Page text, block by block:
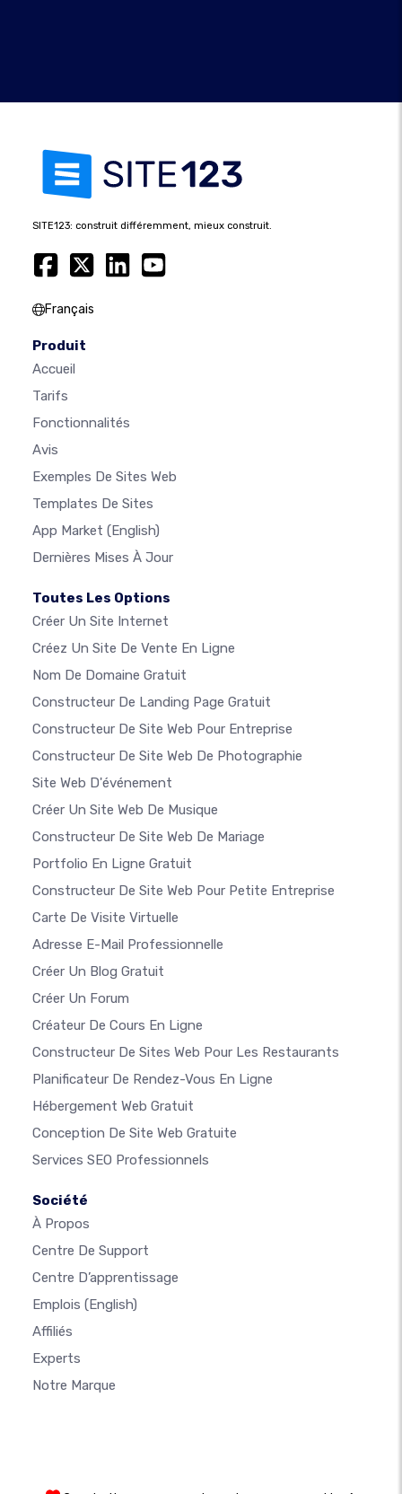
SITE123: construit différemment, mieux construit.
Français
Produit
Accueil
Tarifs
Fonctionnalités
Avis
Exemples De Sites Web
Templates De Sites
App Market (English)
Dernières Mises À Jour
Toutes Les Options
Créer Un Site Internet
Créez Un Site De Vente En Ligne
Nom De Domaine Gratuit
Constructeur De Landing Page Gratuit
Constructeur De Site Web Pour Entreprise
Constructeur De Site Web De Photographie
Site Web D'événement
Créer Un Site Web De Musique
Constructeur De Site Web De Mariage
Portfolio En Ligne Gratuit
Constructeur De Site Web Pour Petite Entreprise
Carte De Visite Virtuelle
Adresse E-Mail Professionnelle
Créer Un Blog Gratuit
Créer Un Forum
Créateur De Cours En Ligne
Constructeur De Sites Web Pour Les Restaurants
Planificateur De Rendez-Vous En Ligne
Hébergement Web Gratuit
Conception De Site Web Gratuite
Services SEO Professionnels
Société
À Propos
Centre De Support
Centre D’apprentissage
Emplois (English)
Affiliés
Experts
Notre Marque